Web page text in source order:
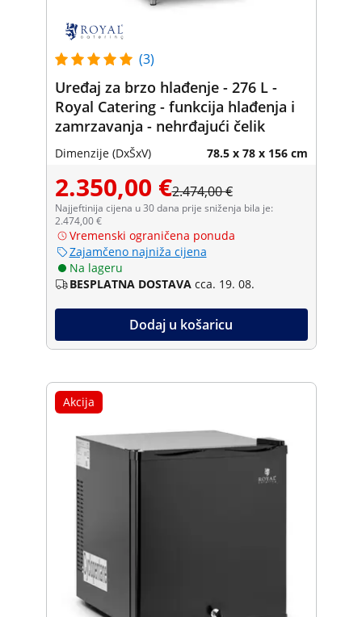
(3)
Uređaj za brzo hlađenje - 276 L -
Royal Catering - funkcija hlađenja i
zamrzavanja - nehrđajući čelik
Dimenzije (DxŠxV) 78.5 x 78 x 156 cm
2.350,00 €2.474,00 €
Najjeftinija cijena u 30 dana prije sniženja bila je:
2.474,00 €
Vremenski ograničena ponuda
Zajamčeno najniža cijena
Na lageru
BESPLATNA DOSTAVA cca. 19. 08.
Dodaj u košaricu
Akcija